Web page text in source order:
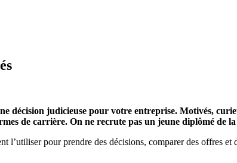
décision judicieuse pour votre entreprise. Motivés,
de carrière. On ne recrute pas un jeune diplômé de
l’utiliser pour prendre des décisions, comparer des offres et